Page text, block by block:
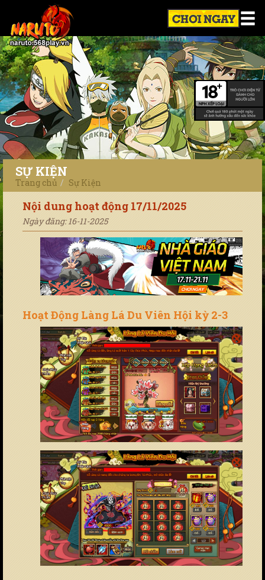
SỰ KIỆN
Trang chủ Sự Kiện
Nội dung hoạt động 17/11/2025
Ngày đăng: 16-11-2025
Hoạt Động Làng Lá Du Viên Hội kỳ 2-3